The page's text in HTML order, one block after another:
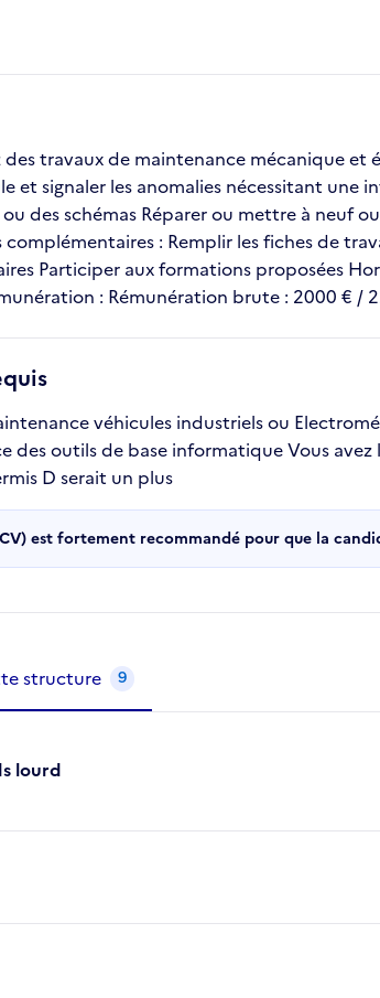
des travaux de maintenance mécanique
et signaler les anomalies nécessitant
des schémas Réparer ou mettre à neuf
: Remplir les fiches de
Participer aux formations proposées
: Rémunération brute : 2000 €
véhicules industriels ou
des outils de base informatique Vous
D serait un plus
est fortement recommandé pour que la
structure 9
lourd